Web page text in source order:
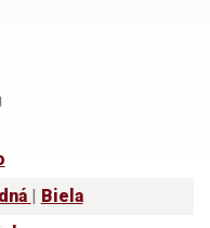
Biela